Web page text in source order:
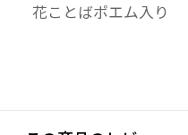
花ことばポエム入り